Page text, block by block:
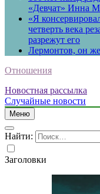
«Девчат» Инна
«Я
четверть века
разрежут его
Лермонтов, он
Отношения
Новостная рассылка
Случайные новости
Меню
Найти:
Заголовки